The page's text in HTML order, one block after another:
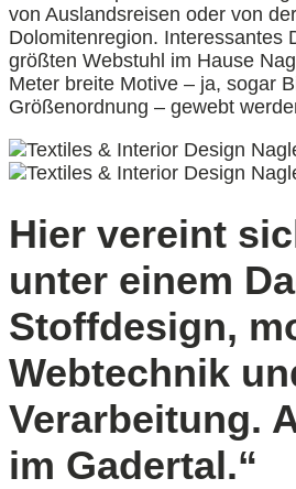
von Auslandsreisen oder von
Dolomitenregion. Interessantes
größten Webstuhl im Hause
Meter breite Motive – ja, sogar
Größenordnung – gewebt
Hier vereint
unter einem
Stoffdesign,
Webtechnik
Verarbeitung.
im Gadertal.“